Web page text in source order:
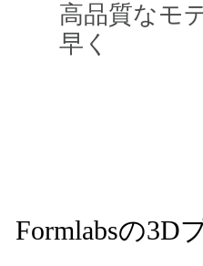
高品質なモ
早く
Formlabsの3D